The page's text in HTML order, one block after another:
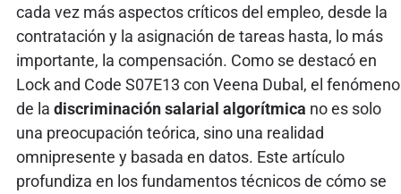
cada vez más aspectos críticos del empleo, desde la
contratación y la asignación de tareas hasta, lo más
importante, la compensación. Como se destacó en
Lock and Code S07E13 con Veena Dubal, el fenómeno
de la discriminación salarial algorítmica no es solo
una preocupación teórica, sino una realidad
omnipresente y basada en datos. Este artículo
profundiza en los fundamentos técnicos de cómo se